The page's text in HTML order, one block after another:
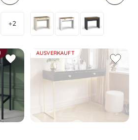
+2
AUSVERKAUFT